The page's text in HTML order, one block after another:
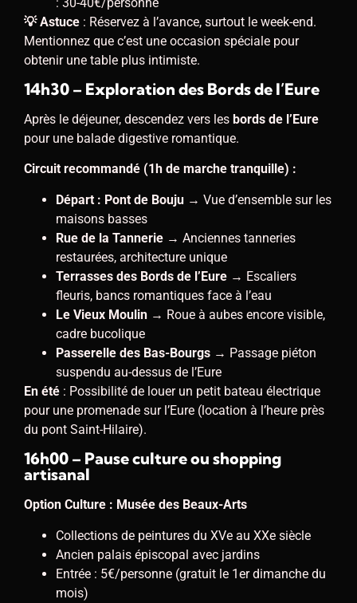
💡 Astuce : Réservez à l’avance, surtout le week-end.
Mentionnez que c’est une occasion spéciale pour
obtenir une table plus intimiste.
14h30 – Exploration des Bords de l’Eure
Après le déjeuner, descendez vers les bords de l’Eure
pour une balade digestive romantique.
Circuit recommandé (1h de marche tranquille) :
Départ : Pont de Bouju → Vue d’ensemble sur les
maisons basses
Rue de la Tannerie → Anciennes tanneries
restaurées, architecture unique
Terrasses des Bords de l’Eure → Escaliers
fleuris, bancs romantiques face à l’eau
Le Vieux Moulin → Roue à aubes encore visible,
cadre bucolique
Passerelle des Bas-Bourgs → Passage piéton
suspendu au-dessus de l’Eure
En été : Possibilité de louer un petit bateau électrique
pour une promenade sur l’Eure (location à l’heure près
du pont Saint-Hilaire).
16h00 – Pause culture ou shopping
artisanal
Option Culture : Musée des Beaux-Arts
Collections de peintures du XVe au XXe siècle
Ancien palais épiscopal avec jardins
Entrée : 5€/personne (gratuit le 1er dimanche du
mois)